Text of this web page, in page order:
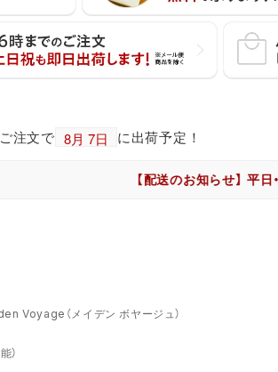
注文で に出荷予定！
【配送のお知らせ】 平日・土日祝
Voyage（メイデン ボヤージュ）
）